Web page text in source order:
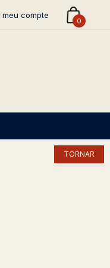
meu compte
0
TORNAR